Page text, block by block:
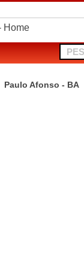
em Antas
Paulo Afonso - BA